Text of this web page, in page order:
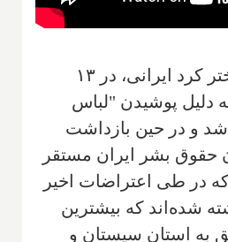
مهسا امینی، یک دختر کرد ایرانی، در ۱۳
دلیل پوشیدن "لباس
و در حین بازداشت
حقوق بشر ایران مستقر
که در طی‌ اعتراضات اخیر
نفر ‌کشته شده‌اند که بیشترین
به استان ‌سیستان و